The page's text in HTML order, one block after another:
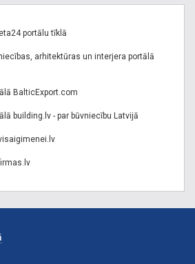
portālu tīklā
arhitektūras un interjera portālā
BalticExport.com
building.lv - par būvniecību Latvijā